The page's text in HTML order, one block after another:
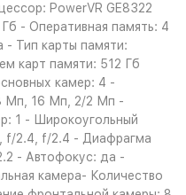
PowerVR GE8322
- Оперативная память: 4
Тип карты памяти:
карт памяти: 512 Гб
камер: 4 -
Мп, 16 Мп, 2/2 Мп -
1 - Широкоугольный
f/2.4, f/2.4 - Диафрагма
- Автофокус: да -
камера- Количество